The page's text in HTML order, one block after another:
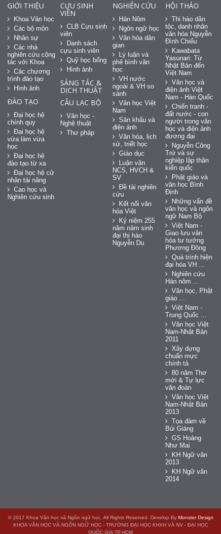
GIỚI THIỆU
Khoa Văn học
Các bộ môn
Nhân sự
Các nhà
nghiên cứu cộng
tác với Khoa
Các chương
trình đào tạo
Hình ảnh
ĐÀO TẠO
Đại học hệ
chính quy
Đại học hệ
vừa làm vừa
học
Đại học hệ
đào tạo từ xa
Đại học hệ cử
nhân tài năng
Cao học và
Nghiên cứu sinh
CỰU SINH
VIÊN
CLB Cựu sinh
viên
Danh sách
cựu sinh viên
Quỹ học bổng
Hình ảnh
SÁNG TÁC &
DỊCH THUẬT
CÂU LẠC BỘ
Văn học -
Nghệ thuật
Thư pháp
NGHIÊN CỨU
Hán Nôm
Ngôn ngữ học
Văn hóa dân
gian
Lý luận và
phê bình văn
học
VH nước
ngoài & VH so
sánh
Văn học Việt
Nam
Sân khấu và
điện ảnh
Văn hóa, lịch
sử, triết học
Giáo dục
Luận văn
NCS, HVCH &
SV
Đề tài nghiên
cứu
Kết nối văn
hóa Việt
Kỷ niệm 255
năm năm sinh
đại thi hào
Nguyễn Du
HỘI THẢO
Thi hào dân
tộc, danh nhân
văn hóa Nguyễn
Đình Chiểu
Kawabata
Yasunari: Từ
Nhật Bản đến
Việt Nam
Văn học và
điện ảnh Việt
Nam - Hàn Quốc
Chiến tranh -
đất nước - con
người trong văn
học và điện ảnh
đương đại
Nguyễn Công
Trứ và sự
nghiệp lập thân
kiến quốc
Phật giáo và
văn học Bình
Định
Những vấn đề
văn học và ngôn
ngữ Nam Bộ
Việt Nam -
Giao lưu văn
hóa tư tưởng
Phương Đông
Quá trình hiện
đại hóa VH ...
Nghiên cứu
Hán nôm ...
Văn học, Phật
giáo ...
Việt Nam -
Trung Quốc ...
Văn học Việt
Nam-Nhật Bản
2011
Xây dựng
chuẩn mực
chính tả
80 năm Thơ
mới & Tự lực
văn đoàn
Văn học Việt
Nam-Nhật Bản
2013
Tọa đàm về
Bùi Giáng
GS Hoàng
Như Mai
KH Ngữ văn
2013
KH Ngữ văn
2014
© 2017 Khoa Văn học và Ngôn ngữ học. All Rights Reserved. Develop By Monster Design
KHOA VĂN HỌC VÀ NGÔN NGỮ HỌC - TRƯỜNG ĐẠI HỌC KHXH VÀ NV - ĐẠI HỌC
QUỐC GIA TP.HCM